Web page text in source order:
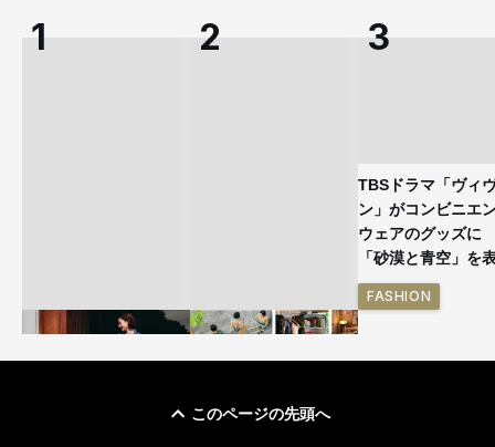
TBSドラマ「ヴィ
ン」がコンビニエ
ウェアのグッズ
「砂漠と青空」を
FASHION
このページの先頭へ